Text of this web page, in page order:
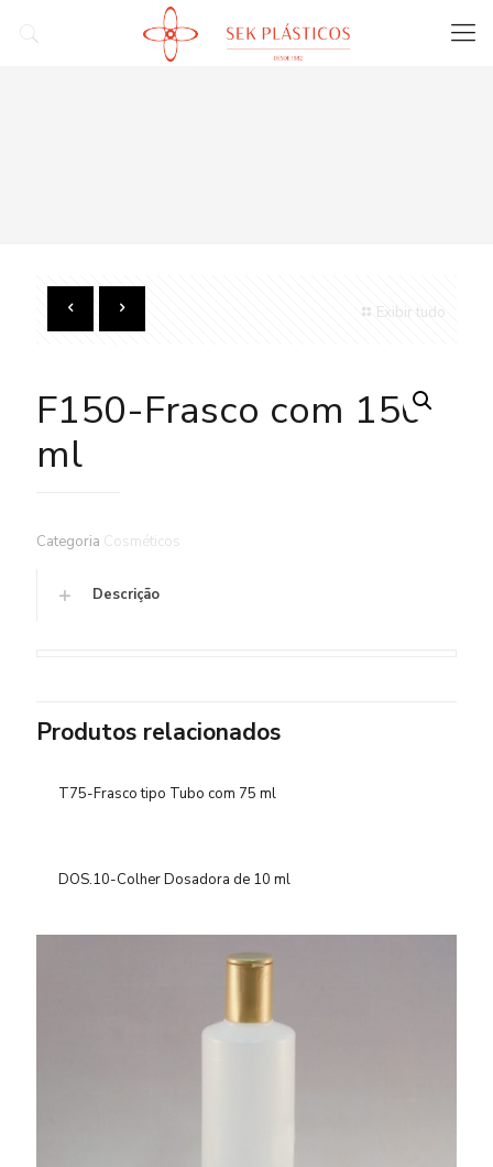
Exibir tudo
F150-Frasco com 150
ml
Categoria Cosméticos
Descrição
Produtos relacionados
T75-Frasco tipo Tubo com 75 ml
DOS.10-Colher Dosadora de 10 ml